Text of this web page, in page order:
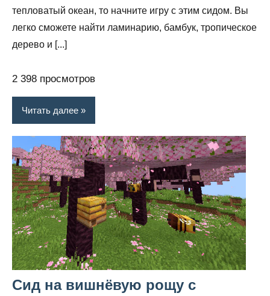
тепловатый океан, то начните игру с этим сидом. Вы
легко сможете найти ламинарию, бамбук, тропическое
дерево и [...]
2 398 просмотров
Читать далее
Сид на вишнёвую рощу с